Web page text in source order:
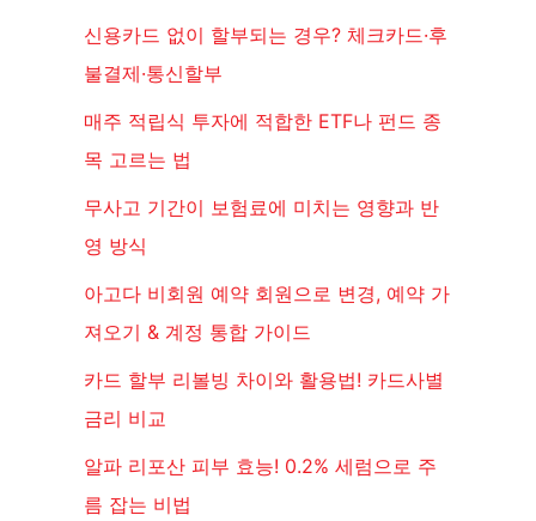
신용카드 없이 할부되는 경우? 체크카드·후
불결제·통신할부
매주 적립식 투자에 적합한 ETF나 펀드 종
목 고르는 법
무사고 기간이 보험료에 미치는 영향과 반
영 방식
아고다 비회원 예약 회원으로 변경, 예약 가
져오기 & 계정 통합 가이드
카드 할부 리볼빙 차이와 활용법! 카드사별
금리 비교
알파 리포산 피부 효능! 0.2% 세럼으로 주
름 잡는 비법